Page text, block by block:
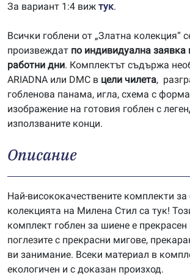
За вариант 1:4 виж тук.
Всички гоблени от „Златна колекция“
произвеждат по индивидуална заявка
работни дни. Комплектът съдържа
ARIADNA или DMC в цели чилета,
гобленова панама, игла, схема с
изображение на готовия гоблен с
използваните конци.
Описание
Най-висококачествените комплекти
колекцията на Милена Стил са тук!
комплект гоблен за шиене е
поглезите с прекрасни мигове,
ви занимание. Всеки материал в
екологичен и с доказан произход.